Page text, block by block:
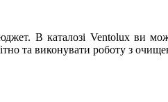
В каталозі Ventolux ви
та виконувати роботу з